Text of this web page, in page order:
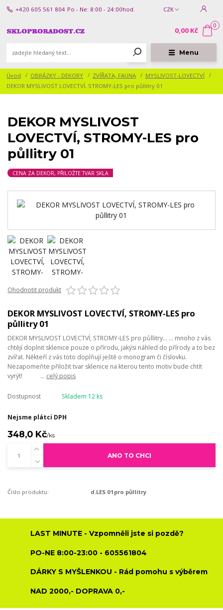
Menu
CZK
+420 605 561 804 Po - Ne: 8:00 - 24:00hod.
0
0,00 Kč
Úvod OBRÁZKY - DEKORY ZVÍŘATA, FAUNA
MYSLIVOST-LOVECTVÍ
DEKOR MYSLIVOST LOVECTVÍ, STROMY-LES pro půllitry 01
DEKOR MYSLIVOST
LOVECTVÍ, STROMY-LES pro
půllitry 01
CENA ZA DEKOR, PŘILOŽTE TVAR SKLA
Ohodnotit produkt
DEKOR MYSLIVOST LOVECTVÍ, STROMY-LES pro
půllitry 01
DEKOR MYSLIVOST LOVECTVÍ, STROMY-LES pro půllitry... ... mnoho z vás
chtějí doplnit sklenice pouze o přírodu, jakýsi náhled do přírody a to bez
zvířat. Někteří z vás toto doplňují ještě o monogram či číslovku.
Nezapomeňte přiložit tvar sklenice na kterou tento motiv bude chtít
vyrýt! ... celý popis
Dostupnost Skladem 12 ks
Nejsme plátci DPH
348,0 Kč/ks
ANO TO CHCI
Číslo produktu: d.LES 01pro půllitry
LAST MINUTE - Vzpomněli jste si pozdě?
PO-NE 8:00-23:00 - 605561804
DÁRKY S MYŠLENKOU - Rád pomohu s výběrem
NAD 2000,- DOPRAVA 0,-